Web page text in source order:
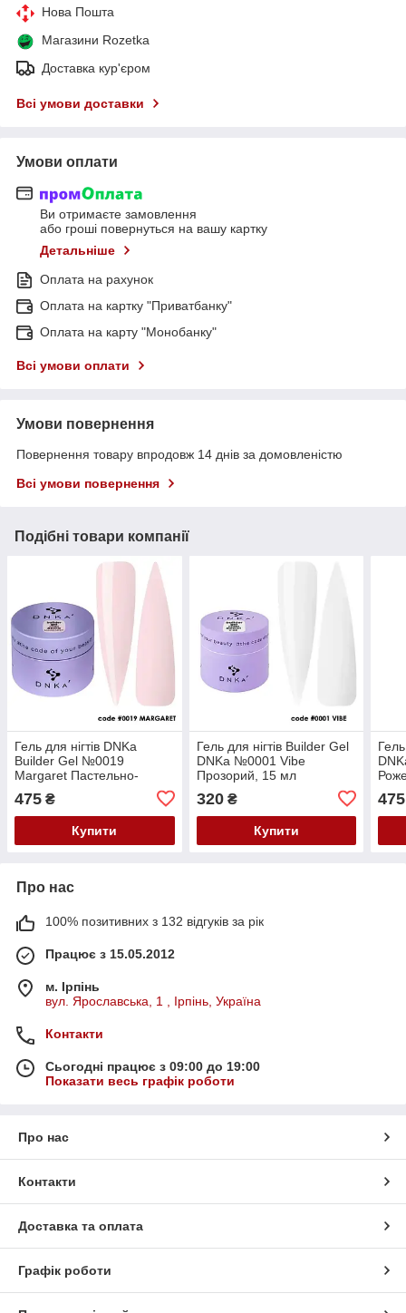
Нова Пошта
Магазини Rozetka
Доставка кур'єром
Всі умови доставки
Умови оплати
Ви отримаєте замовлення
або гроші повернуться на вашу картку
Детальніше
Оплата на рахунок
Оплата на картку "Приватбанку"
Оплата на карту "Монобанку"
Всі умови оплати
Умови повернення
Повернення товару впродовж 14 днів за домовленістю
Всі умови повернення
Подібні товари компанії
Гель для нігтів DNKa
Builder Gel №0019
Margaret Пастельно-
475 ₴
Купити
Гель для нігтів Builder Gel
DNKa №0001 Vibe
Прозорий, 15 мл
320₴
Купити
475
Про нас
100% позитивних з 132 відгуків за рік
Працює з 15.05.2012
м. Ірпінь
вул. Ярославська, 1 , Ірпінь, Україна
Контакти
Сьогодні працює з 09:00 до 19:00
Показати весь графік роботи
Про нас
Контакти
Доставка та оплата
Графік роботи